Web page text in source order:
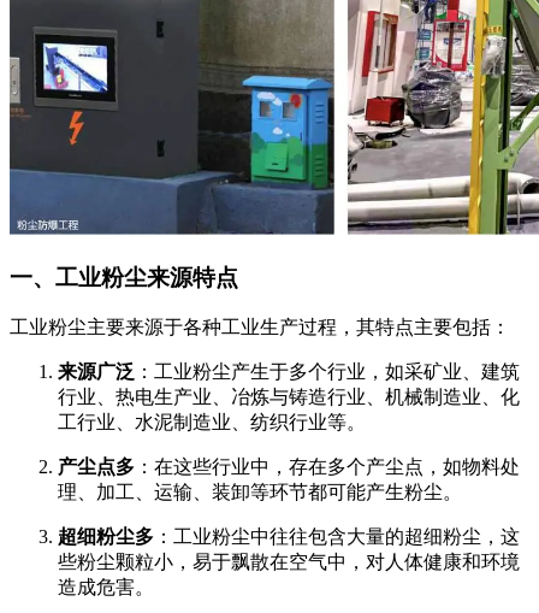
一、工业粉尘来源特点
工业粉尘主要来源于各种工业生产过程，其特点主要包括：
来源广泛 ：工业粉尘产生于多个行业，如采矿业、建筑
行业、热电生产业、冶炼与铸造行业、机械制造业、化
工行业、水泥制造业、纺织行业等。
产尘点多 ：在这些行业中，存在多个产尘点，如物料处
理、加工、运输、装卸等环节都可能产生粉尘。
超细粉尘多 ：工业粉尘中往往包含大量的超细粉尘，这
些粉尘颗粒小，易于飘散在空气中，对人体健康和环境
造成危害。